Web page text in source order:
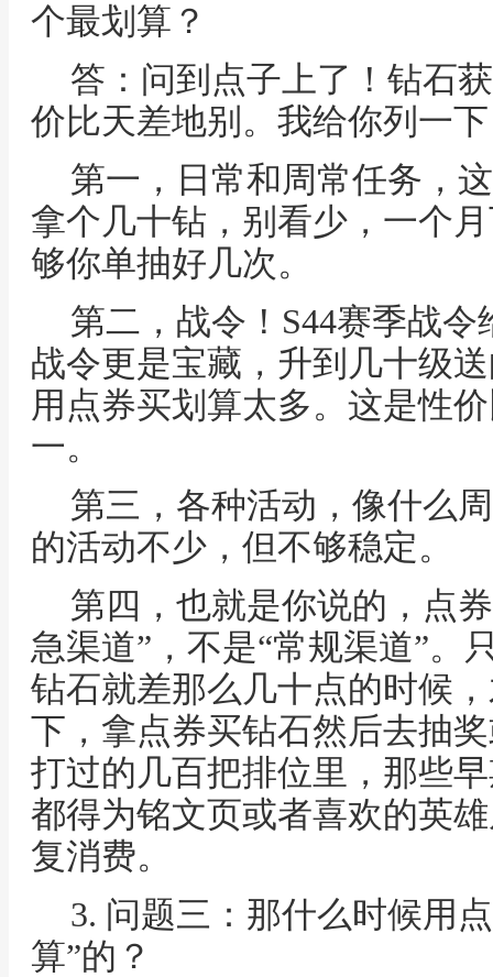
个最划算？
答：问到点子上了！钻石
价比天差地别。我给你列一
第一，日常和周常任务，
拿个几十钻，别看少，一个
够你单抽好几次。
第二，战令！S44赛季战
战令更是宝藏，升到几十级
用点券买划算太多。这是性
一。
第三，各种活动，像什么
的活动不少，但不够稳定。
第四，也就是你说的，点
急渠道”，不是“常规渠道”。
钻石就差那么几十点的时候
下，拿点券买钻石然后去抽
打过的几百把排位里，那些
都得为铭文页或者喜欢的英
复消费。
3. 问题三：那什么时候用
算”的？